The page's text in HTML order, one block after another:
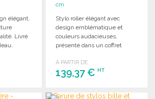
élégant,
Livré
cm
Stylo roller élégant avec
design emblématique et
couleurs audacieuses,
présenté dans un coffret
Dimensions : 17,6 x Ø 1,3 cm.
A PARTIR DE
139,37 €HT
COMMANDER